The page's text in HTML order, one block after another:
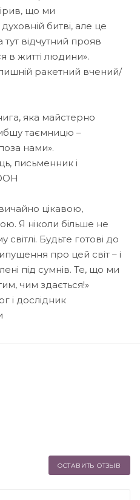
що ми
битві, але це
тут відчутний прояв
в житті людини».
ракетний вчений/
яка майстерно
таємницю –
нами».
письменник і
цікавою,
Я ніколи більше не
Будьте готові до
про цей світ – і
під сумнів. Те, що ми
чим здається!»
і дослідник
ОСТАВИТЬ ОТЗЫВ